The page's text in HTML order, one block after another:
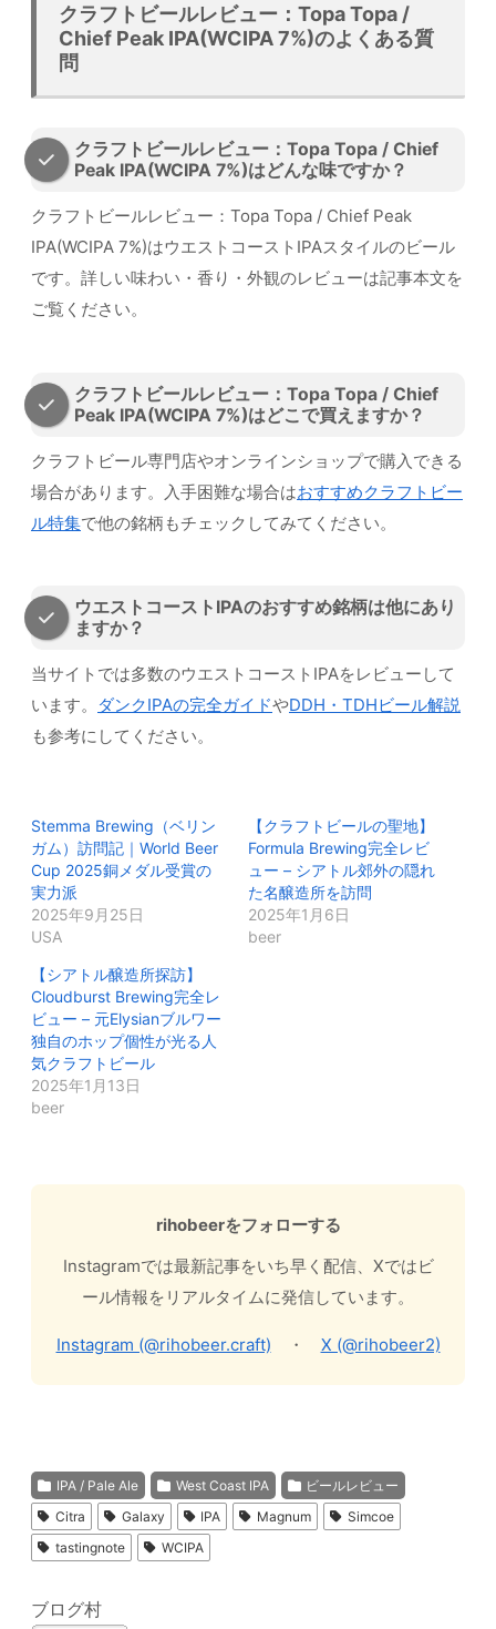
クラフトビールレビュー：Topa Topa /
Chief Peak IPA(WCIPA 7%)のよくある質
問
クラフトビールレビュー：Topa Topa / Chief
Peak IPA(WCIPA 7%)はどんな味ですか？
クラフトビールレビュー：Topa Topa / Chief Peak
IPA(WCIPA 7%)はウエストコーストIPAスタイルのビール
です。詳しい味わい・香り・外観のレビューは記事本文を
ご覧ください。
クラフトビールレビュー：Topa Topa / Chief
Peak IPA(WCIPA 7%)はどこで買えますか？
クラフトビール専門店やオンラインショップで購入できる
場合があります。入手困難な場合はおすすめクラフトビー
ル特集で他の銘柄もチェックしてみてください。
ウエストコーストIPAのおすすめ銘柄は他にあり
ますか？
当サイトでは多数のウエストコーストIPAをレビューして
います。
ダンクIPAの完全ガイドやDDH・TDHビール解説
も参考にしてください。
Stemma Brewing（ベリン
ガム）訪問記｜World Beer
Cup 2025銅メダル受賞の
実力派
2025年9月25日
USA
【クラフトビールの聖地】
Formula Brewing完全レビ
ュー – シアトル郊外の隠れ
た名醸造所を訪問
2025年1月6日
beer
【シアトル醸造所探訪】
Cloudburst Brewing完全レ
ビュー – 元Elysianブルワー
独自のホップ個性が光る人
気クラフトビール
2025年1月13日
beer
rihobeerをフォローする
Instagramでは最新記事をいち早く配信、Xではビ
ール情報をリアルタイムに発信しています。
Instagram (@rihobeer.craft) ・ X (@rihobeer2)
IPA / Pale Ale West Coast IPA
ビールレビュー
Citra
Galaxy IPA Magnum
Simcoe
tastingnote
WCIPA
ブログ村